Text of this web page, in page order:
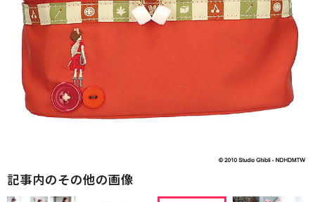
記事内のその他の画像